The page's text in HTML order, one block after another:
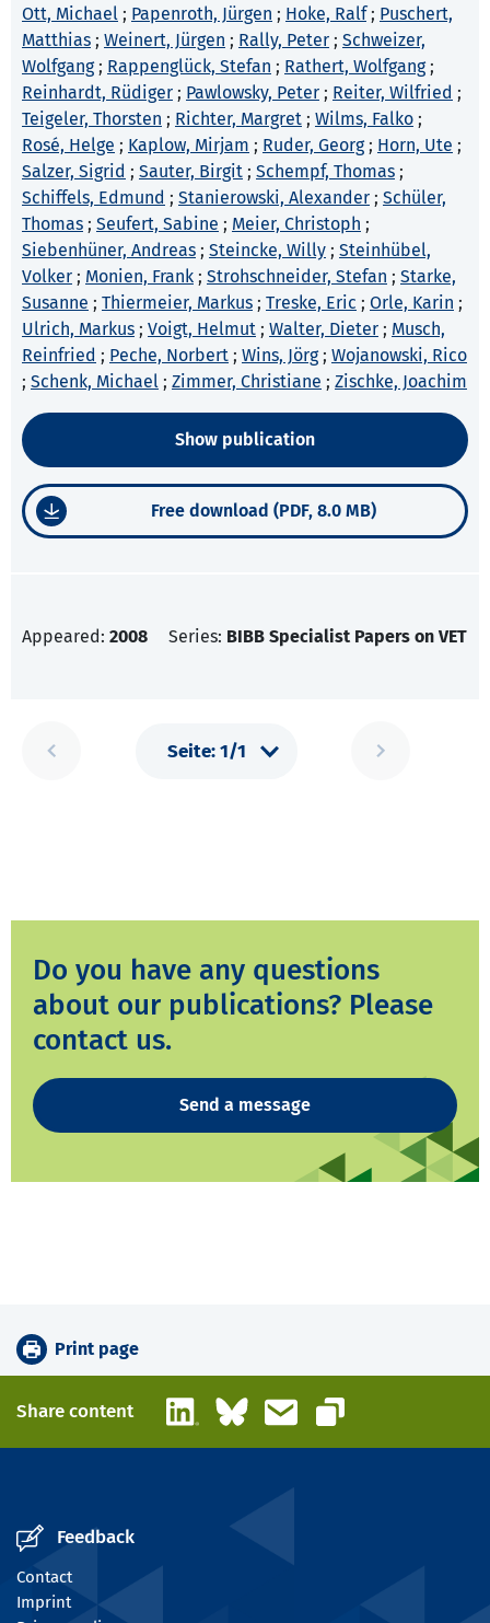
Ott, Michael ; Papenroth, Jürgen ; Hoke, Ralf; Puschert,
Matthias ; Weinert, Jürgen ; Rally, Peter ; Schweizer,
Wolfgang; Rappenglück, Stefan ; Rathert, Wolfgang;
Reinhardt, Rüdiger ; Pawlowsky, Peter ; Reiter, Wilfried ;
Teigeler, Thorsten ; Richter, Margret ; Wilms, Falko ;
Rosé, Helge ; Kaplow, Mirjam ; Ruder, Georg; Horn, Ute ;
Salzer, Sigrid ; Sauter, Birgit ; Schempf, Thomas ;
Schiffels, Edmund ; Stanierowski, Alexander ; Schüler,
Thomas ; Seufert, Sabine ; Meier, Christoph ;
Siebenhüner, Andreas ; Steincke, Willy ; Steinhübel,
Volker ; Monien, Frank ; Strohschneider, Stefan ; Starke,
Susanne ; Thiermeier, Markus ; Treske, Eric ; Orle, Karin ;
Ulrich, Markus ; Voigt, Helmut ; Walter, Dieter ; Musch,
Reinfried ; Peche, Norbert ; Wins, Jörg; Wojanowski, Rico
; Schenk, Michael ; Zimmer, Christiane ; Zischke, Joachim
Show publication
Free download (PDF, 8.0 MB)
Appeared: 2008 Series: BIBB Specialist Papers on VET
Do you have any questions
about our publications? Please
contact us.
Send a message
Print page
Share content LinkedInBlueskyEmail
Copy link
Feedback
Contact
Imprint